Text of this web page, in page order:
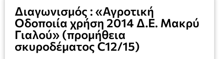
Διαγωνισμός : «Αγροτική
Οδοποιία χρήση 2014 Δ.Ε. Μακρύ
Γιαλού» (προμήθεια
σκυροδέματος C12/15)